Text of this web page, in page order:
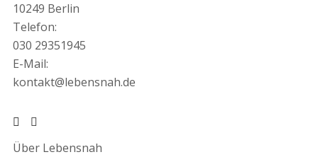
10249 Berlin
Telefon:
030 29351945
E-Mail:
kontakt@lebensnah.de
Über Lebensnah